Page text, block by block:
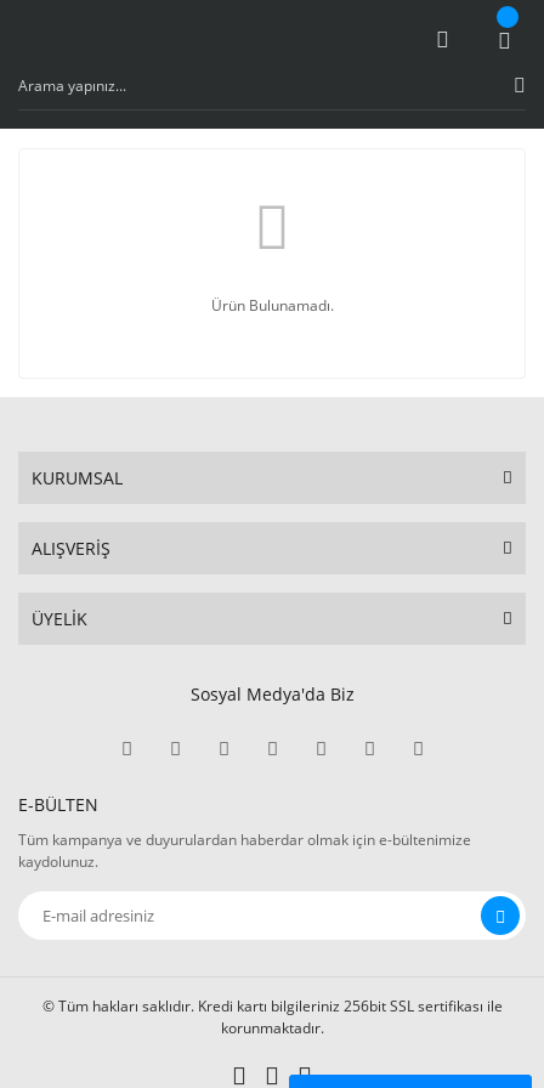
Ürün Bulunamadı.
KURUMSAL
ALIŞVERİŞ
ÜYELİK
Sosyal Medya'da Biz
E-BÜLTEN
Tüm kampanya ve duyurulardan haberdar olmak için e-bültenimize
kaydolunuz.
© Tüm hakları saklıdır. Kredi kartı bilgileriniz 256bit SSL sertifikası ile
korunmaktadır.